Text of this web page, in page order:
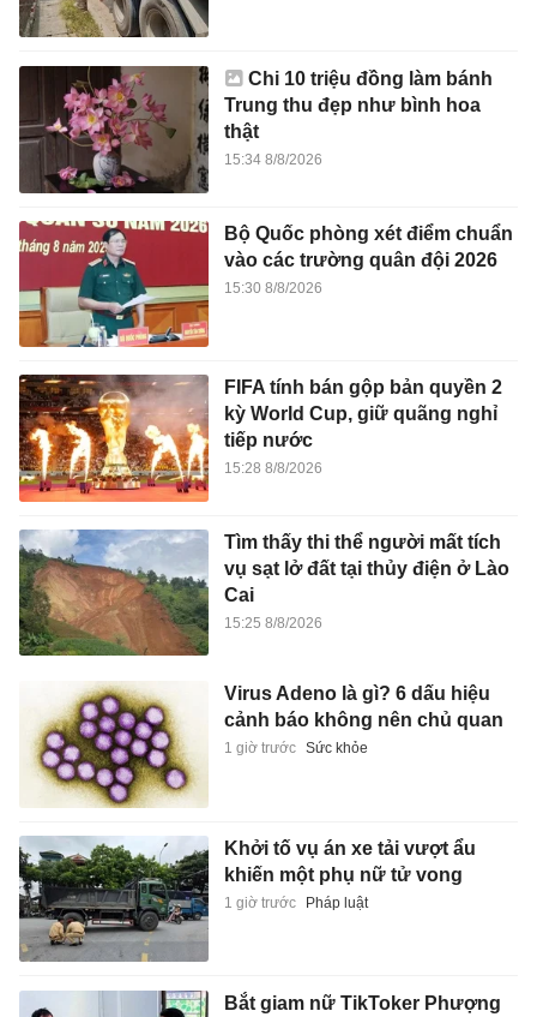
Chi 10 triệu đồng làm bánh
Trung thu đẹp như bình hoa
thật
15:34 8/8/2026
Bộ Quốc phòng xét điểm chuẩn
vào các trường quân đội 2026
15:30 8/8/2026
FIFA tính bán gộp bản quyền 2
kỳ World Cup, giữ quãng nghỉ
tiếp nước
15:28 8/8/2026
Tìm thấy thi thể người mất tích
vụ sạt lở đất tại thủy điện ở Lào
Cai
15:25 8/8/2026
Virus Adeno là gì? 6 dấu hiệu
cảnh báo không nên chủ quan
1 giờ trước Sức khỏe
Khởi tố vụ án xe tải vượt ẩu
khiến một phụ nữ tử vong
1 giờ trước Pháp luật
Bắt giam nữ TikToker Phượng